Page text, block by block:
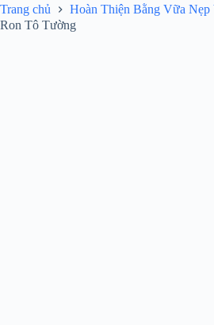
Trang chủ
Hoàn Thiện Bằng Vữa Nẹp
Ron Tô Tường